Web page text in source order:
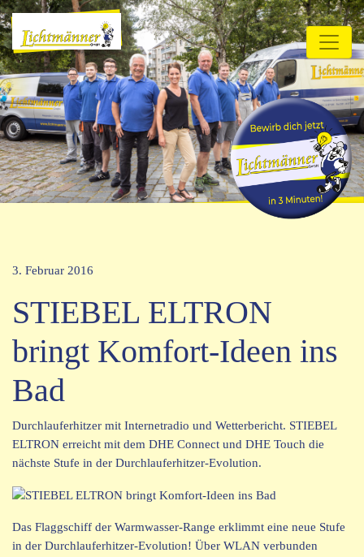
3. Februar 2016
STIEBEL ELTRON
bringt Komfort-Ideen ins
Bad
Durchlauferhitzer mit Internetradio und Wetterbericht. STIEBEL
ELTRON erreicht mit dem DHE Connect und DHE Touch die
nächste Stufe in der Durchlauferhitzer-Evolution.
Das Flaggschiff der Warmwasser-Range erklimmt eine neue Stufe
in der Durchlauferhitzer-Evolution! Über WLAN verbunden